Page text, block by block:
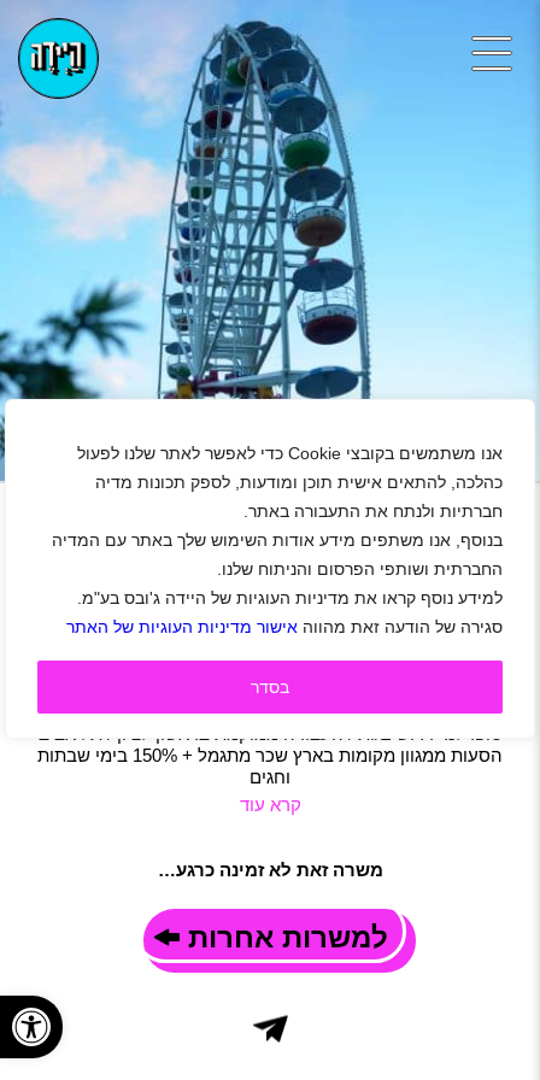
אנו משתמשים בקובצי Cookie כדי לאפשר לאתר שלנו לפעול
כהלכה, להתאים אישית תוכן ומודעות, לספק תכונות מדיה
חברתיות ולנתח את התעבורה באתר.
בנוסף, אנו משתפים מידע אודות השימוש שלך באתר עם המדיה
החברתית ושותפי הפרסום והניתוח שלנו.
למידע נוסף קראו את מדיניות העוגיות של היידה ג'ובס בע"מ.
סגירה של הודעה זאת מהווה אישור מדיניות העוגיות של האתר
בסדר
+
בודקים/ות לעיר השעשועים
אזור מרכז|חיילים |חיילים משוחררים |סטודנטים|עבודה זמנית
אבטחה |משרות שוות |סטודנטים|תפעול |חצי משרה|משמרות
בודקים/ות לעיר השעשועים למקום הכי צבעוני ושמח שיש דרושים!
תצטרפו אלינו לעבודה כיפית ויחודית עיר השעשועים לונה פארק /
הסעות ממגוון מקומות בארץ שכר מתגמל + 150% בימי שבתות
וחגים
קרא עוד
משרה זאת לא זמינה כרגע…
למשרות אחרות